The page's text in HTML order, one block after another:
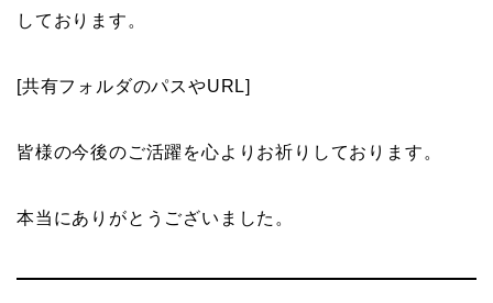
しております。
[共有フォルダのパスやURL]
皆様の今後のご活躍を心よりお祈りしております。
本当にありがとうございました。